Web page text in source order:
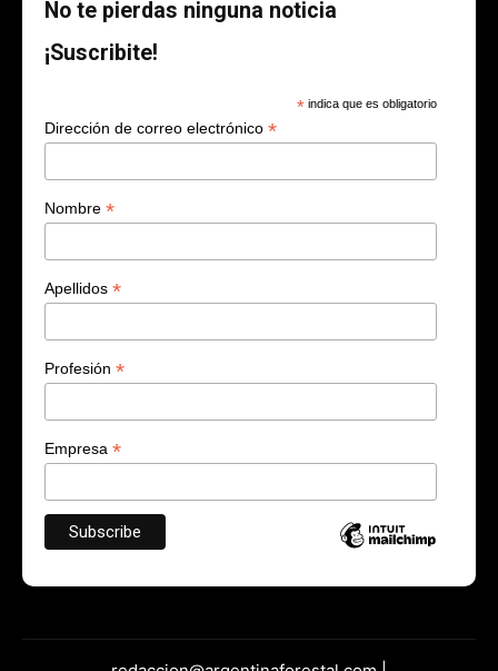
No te pierdas ninguna noticia
¡Suscribite!
* indica que es obligatorio
Dirección de correo electrónico *
Nombre *
Apellidos *
Profesión *
Empresa *